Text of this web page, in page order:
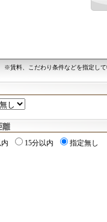
※賃料、こだわり条件などを指定し
内 15分以内 指定無し